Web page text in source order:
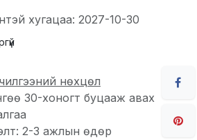
хугацаа: 2027-10-30
нөхцөл
30-хоногт буцааж авах
2-3 ажлын өдөр